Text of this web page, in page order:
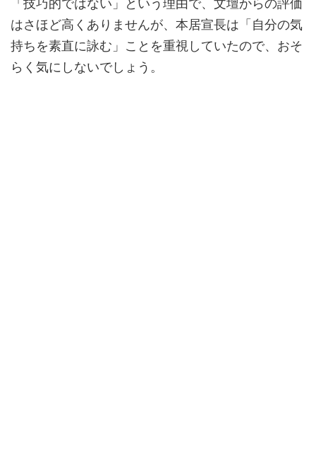
はさほど高くありませんが、本居宣長は「自分の気
持ちを素直に詠む」ことを重視していたので、おそ
らく気にしないでしょう。